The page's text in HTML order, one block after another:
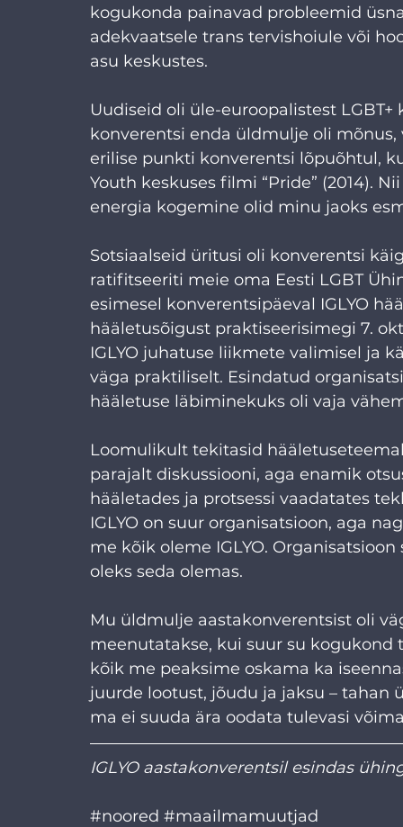
kogukonda painavad probleemid
adekvaatsele trans tervishoiule või
asu keskustes.
Uudiseid oli üle-euroopalistest
konverentsi enda üldmulje oli
erilise punkti konverentsi lõpuõhtul,
Youth keskuses filmi “Pride” (2014).
energia kogemine olid minu jaoks
Sotsiaalseid üritusi oli konverentsi
ratifitseeriti meie oma Eesti LGBT
esimesel konverentsipäeval IGLYO
hääletusõigust praktiseerisimegi 7.
IGLYO juhatuse liikmete valimisel ja
väga praktiliselt. Esindatud
hääletuse läbiminekuks oli vaja
Loomulikult tekitasid
parajalt diskussiooni, aga enamik
hääletades ja protsessi vaadatates
IGLYO on suur organisatsioon, aga
me kõik oleme IGLYO.
oleks seda olemas.
Mu üldmulje aastakonverentsist oli
meenutatakse, kui suur su
kõik me peaksime oskama ka
juurde lootust, jõudu ja jaksu –
ma ei suuda ära oodata tulevasi
IGLYO aastakonverentsil esindas
#noored #maailmamuutjad